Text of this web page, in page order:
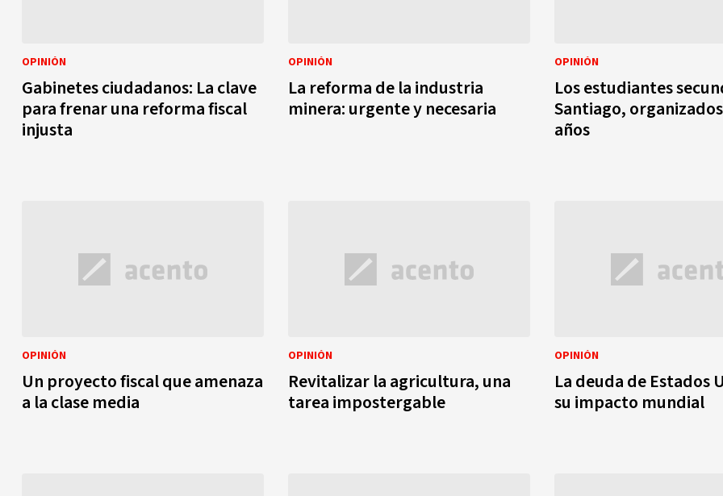
OPINIÓN
Gabinetes ciudadanos: La clave
para frenar una reforma fiscal
injusta
OPINIÓN
La reforma de la industria
minera: urgente y necesaria
OPINIÓN
Los estudiantes
Santiago,
años
OPINIÓN
Un proyecto fiscal que amenaza
a la clase media
OPINIÓN
Revitalizar la agricultura, una
tarea impostergable
OPINIÓN
La deuda de Estados
su impacto mundial